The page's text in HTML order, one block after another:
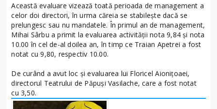
Această evaluare vizează toată perioada de management a
celor doi directori, în urma căreia se stabilește dacă se
prelungesc sau nu mandatele. În primul an de management,
Mihai Sârbu a primit la evaluarea activității nota 9,84 și nota
10.00 în cel de-al doilea an, în timp ce Traian Apetrei a fost
notat cu 9,80, respectiv 10.00.
De curând a avut loc și evaluarea lui Floricel Aionițoaei,
directorul Teatrului de Păpuși Vasilache, care a fost notat
cu 3,50.